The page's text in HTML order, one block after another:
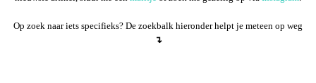
Op zoek naar iets specifieks? De zoekbalk hieronder helpt je meteen op weg
↴